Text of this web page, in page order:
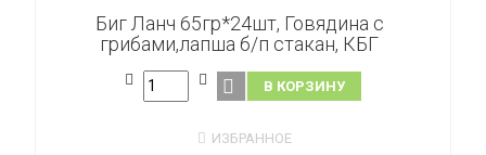
Биг Ланч 65гр*24шт, Говядина с
грибами,лапша б/п стакан, КБГ
В КОРЗИНУ
ИЗБРАННОЕ